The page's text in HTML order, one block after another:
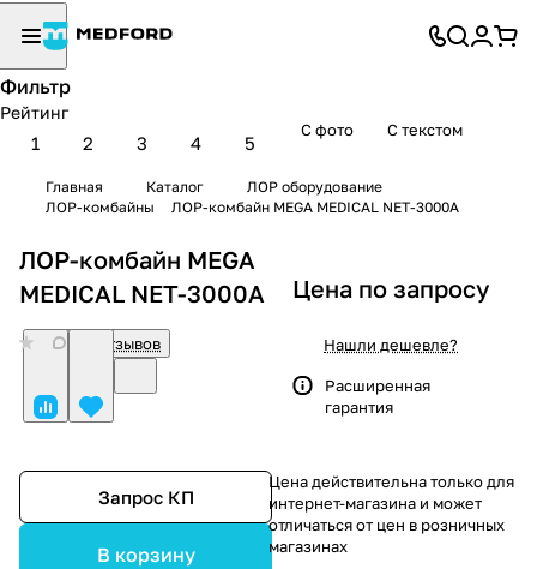
Фильтр
Рейтинг
1 2 3 4 5
С фото С текстом
Главная Каталог
ЛОР оборудование
ЛОР-комбайны
ЛОР-комбайн MEGA MEDICAL NET-3000A
ЛОР-комбайн MEGA
MEDICAL NET-3000A
Нет отзывов
Запрос КП
В корзину
Цена по запросу
Нашли дешевле?
Расширенная
гарантия
Цена действительна только для
интернет-магазина и может
отличаться от цен в розничных
магазинах